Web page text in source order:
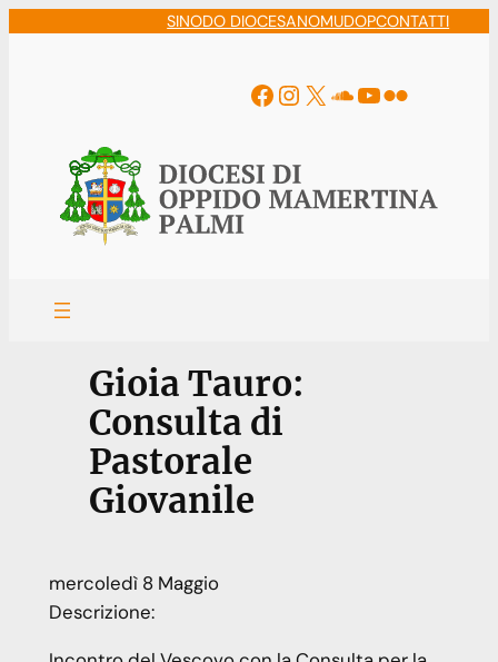
SINODO DIOCESANOMUDOPCONTATTI
Facebook
Instagram
X Soundcloud
YouTube
Flickr
Gioia Tauro:
Consulta di
Pastorale
Giovanile
mercoledì 8 Maggio
Descrizione: